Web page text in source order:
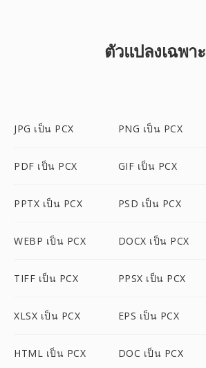
ตัวแปลงเฉพาะ
JPG เป็น PCX PNG เป็น PCX
PDF เป็น PCX GIF เป็น PCX
PPTX เป็น PCX PSD เป็น PCX
WEBP เป็น PCX DOCX เป็น PCX
TIFF เป็น PCX PPSX เป็น PCX
XLSX เป็น PCX EPS เป็น PCX
HTML เป็น PCX DOC เป็น PCX